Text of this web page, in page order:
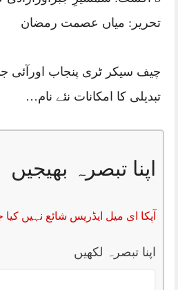
تحریر: میاں عصمت رمضان
چیف سیکر ٹری پنجاب اورآئی
تبدیلی کا امکانات نئے نام…
اپنا تبصرہ بھیجیں
آپکا ای میل ایڈریس شائع نہیں کیا
اپنا تبصرہ لکھیں